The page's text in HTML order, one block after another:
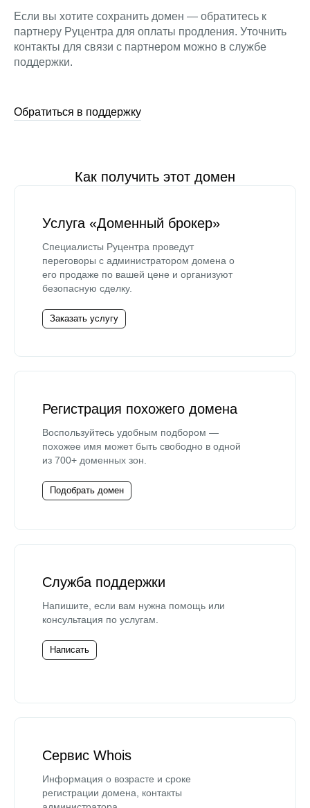
Если вы хотите сохранить домен — обратитесь к
партнеру Руцентра для оплаты продления. Уточнить
контакты для связи с партнером можно в службе
поддержки.
Обратиться в поддержку
Как получить этот домен
Услуга «Доменный брокер»
Специалисты Руцентра проведут
переговоры с администратором домена о
его продаже по вашей цене и организуют
безопасную сделку.
Заказать услугу
Регистрация похожего домена
Воспользуйтесь удобным подбором —
похожее имя может быть свободно в одной
из 700+ доменных зон.
Подобрать домен
Служба поддержки
Напишите, если вам нужна помощь или
консультация по услугам.
Написать
Сервис Whois
Информация о возрасте и сроке
регистрации домена, контакты